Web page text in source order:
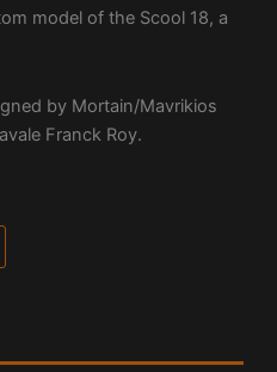
model of the Scool 18, a
by Mortain/Mavrikios
Franck Roy.